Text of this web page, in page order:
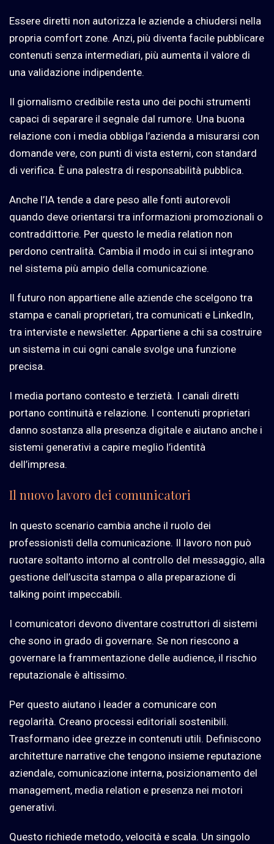
Essere diretti non autorizza le aziende a chiudersi nella
propria comfort zone. Anzi, più diventa facile pubblicare
contenuti senza intermediari, più aumenta il valore di
una validazione indipendente.
Il giornalismo credibile resta uno dei pochi strumenti
capaci di separare il segnale dal rumore. Una buona
relazione con i media obbliga l’azienda a misurarsi con
domande vere, con punti di vista esterni, con standard
di verifica. È una palestra di responsabilità pubblica.
Anche l’IA tende a dare peso alle fonti autorevoli
quando deve orientarsi tra informazioni promozionali o
contraddittorie. Per questo le media relation non
perdono centralità. Cambia il modo in cui si integrano
nel sistema più ampio della comunicazione.
Il futuro non appartiene alle aziende che scelgono tra
stampa e canali proprietari, tra comunicati e LinkedIn,
tra interviste e newsletter. Appartiene a chi sa costruire
un sistema in cui ogni canale svolge una funzione
precisa.
I media portano contesto e terzietà. I canali diretti
portano continuità e relazione. I contenuti proprietari
danno sostanza alla presenza digitale e aiutano anche i
sistemi generativi a capire meglio l’identità
dell’impresa.
Il nuovo lavoro dei comunicatori
In questo scenario cambia anche il ruolo dei
professionisti della comunicazione. Il lavoro non può
ruotare soltanto intorno al controllo del messaggio, alla
gestione dell’uscita stampa o alla preparazione di
talking point impeccabili.
I comunicatori devono diventare costruttori di sistemi
che sono in grado di governare. Se non riescono a
governare la frammentazione delle audience, il rischio
reputazionale è altissimo.
Per questo aiutano i leader a comunicare con
regolarità. Creano processi editoriali sostenibili.
Trasformano idee grezze in contenuti utili. Definiscono
architetture narrative che tengono insieme reputazione
aziendale, comunicazione interna, posizionamento del
management, media relation e presenza nei motori
generativi.
Questo richiede metodo, velocità e scala. Un singolo